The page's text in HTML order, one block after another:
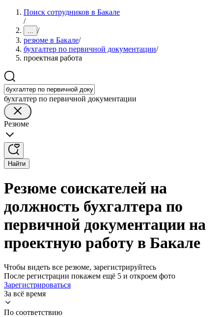
Поиск сотрудников в Бакале
/
... /
резюме в Бакале/
бухгалтер по первичной документации/
проектная работа
бухгалтер по первичной документации
Резюме
Найти
Резюме соискателей на
должность бухгалтера по
первичной документации на
проектную работу в Бакале
Чтобы видеть все резюме, зарегистрируйтесь
После регистрации покажем ещё 5 и откроем фото
Зарегистрироваться
За всё время
По соответствию